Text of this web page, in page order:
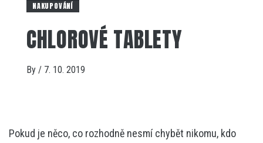
NAKUPOVÁNÍ
CHLOROVÉ TABLETY
By / 7. 10. 2019
Pokud je něco, co rozhodně nesmí chybět nikomu, kdo